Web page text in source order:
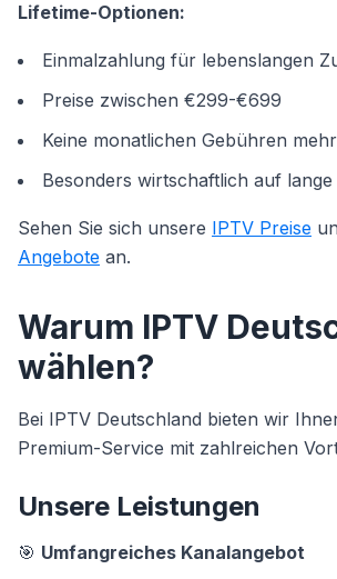
Lifetime-Optionen:
Einmalzahlung für lebenslangen
Preise zwischen €299-€699
Keine monatlichen Gebühren mehr
Besonders wirtschaftlich auf
Sehen Sie sich unsere IPTV Preise
Angebote an.
Warum IPTV
wählen?
Bei IPTV Deutschland bieten wir
Premium-Service mit zahlreichen
Unsere Leistungen
🎯 Umfangreiches Kanalangebot